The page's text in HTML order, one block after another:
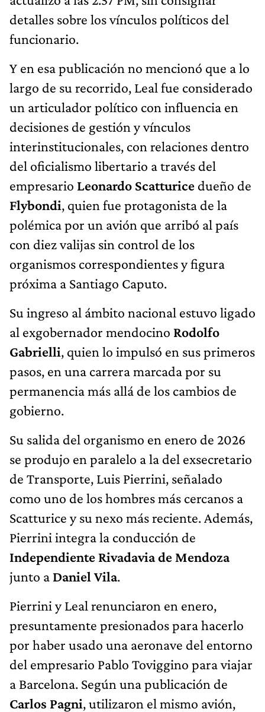
detalles sobre los vínculos políticos del
funcionario.
Y en esa publicación no mencionó que a lo
largo de su recorrido, Leal fue considerado
un articulador político con influencia en
decisiones de gestión y vínculos
interinstitucionales, con relaciones dentro
del oficialismo libertario a través del
empresario Leonardo Scatturice dueño de
Flybondi, quien fue protagonista de la
polémica por un avión que arribó al país
con diez valijas sin control de los
organismos correspondientes y figura
próxima a Santiago Caputo.
Su ingreso al ámbito nacional estuvo ligado
al exgobernador mendocino Rodolfo
Gabrielli, quien lo impulsó en sus primeros
pasos, en una carrera marcada por su
permanencia más allá de los cambios de
gobierno.
Su salida del organismo en enero de 2026
se produjo en paralelo a la del exsecretario
de Transporte, Luis Pierrini, señalado
como uno de los hombres más cercanos a
Scatturice y su nexo más reciente. Además,
Pierrini integra la conducción de
Independiente Rivadavia de Mendoza
junto a Daniel Vila.
Pierrini y Leal renunciaron en enero,
presuntamente presionados para hacerlo
por haber usado una aeronave del entorno
del empresario Pablo Toviggino para viajar
a Barcelona. Según una publicación de
Carlos Pagni, utilizaron el mismo avión,